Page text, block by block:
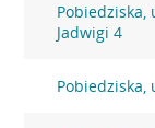
Pobiedziska,
Jadwigi 4
Pobiedziska,